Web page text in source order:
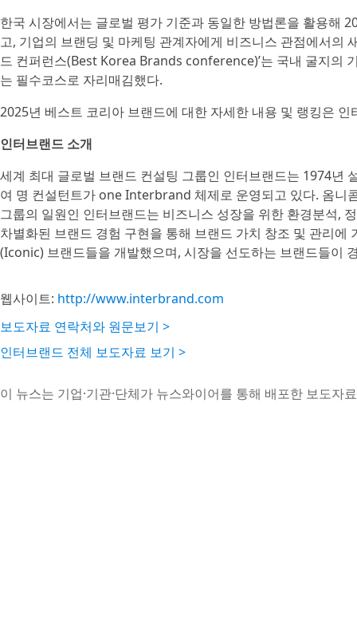
한국 시장에서는 글로벌 평가 기준과 동일한 방법론을 활용해
고, 기업의 브랜딩 및 마케팅 관계자에게 비즈니스 관점에서의
드 컨퍼런스(Best Korea Brands conference)’는 국내 굴지의
는 필수코스로 자리매김했다.
2025년 베스트 코리아 브랜드에 대한 자세한 내용 및 랭킹은
인터브랜드 소개
세계 최대 글로벌 브랜드 컨설팅 그룹인 인터브랜드는 1974년
여 명 컨설턴트가 one Interbrand 체제로 운영되고 있다. 옴니
그룹의 일원인 인터브랜드는 비즈니스 성장을 위한 환경분석,
차별화된 브랜드 경험 구현을 통해 브랜드 가치 창조 및 관리
(Iconic) 브랜드들을 개발했으며, 시장을 선도하는 브랜드들이
웹사이트: http://www.interbrand.com
보도자료 연락처와 원문보기 >
인터브랜드 전체 보도자료 보기 >
이 뉴스는 기업·기관·단체가 뉴스와이어를 통해 배포한 보도자